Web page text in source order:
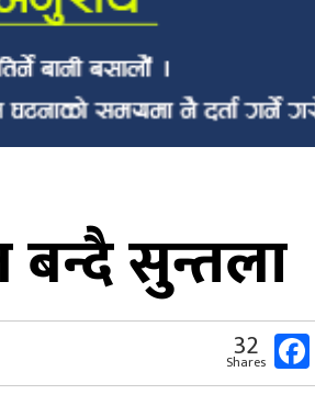
सुन्तला
32
Shares